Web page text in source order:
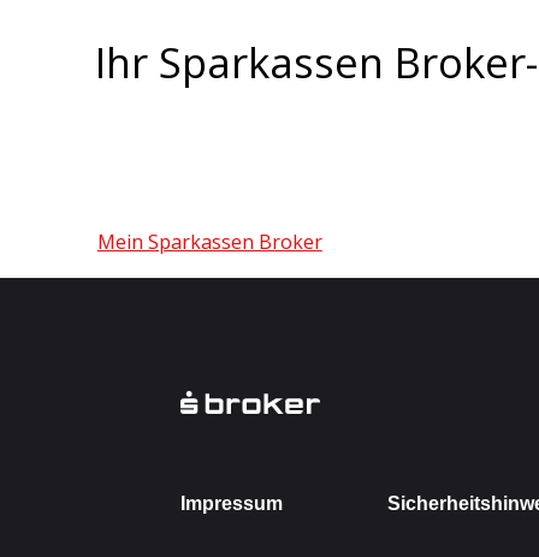
Ihr Sparkassen
Mein Sparkassen Broker